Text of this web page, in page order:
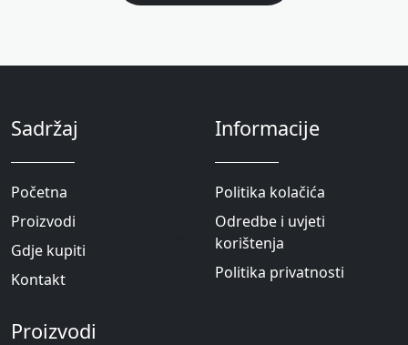
Sadržaj
Početna
Proizvodi
Gdje kupiti
Kontakt
Informacije
Politika kolačića
Odredbe i uvjeti
korištenja
Politika privatnosti
Proizvodi